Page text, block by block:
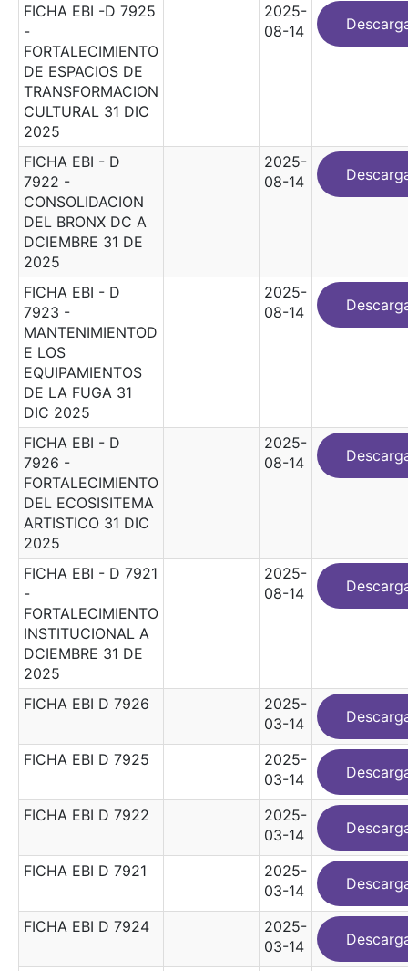
FICHA EBI -D 7925
-
FORTALECIMIENTO
DE ESPACIOS DE
TRANSFORMACION
CULTURAL 31 DIC
2025
2025-
08-14
FICHA EBI - D
7922 -
CONSOLIDACION
DEL BRONX DC A
DCIEMBRE 31 DE
2025
2025-
08-14
FICHA EBI - D
7923 -
MANTENIMIENTOD
E LOS
EQUIPAMIENTOS
DE LA FUGA 31
DIC 2025
2025-
08-14
FICHA EBI - D
7926 -
FORTALECIMIENTO
DEL ECOSISITEMA
ARTISTICO 31 DIC
2025
2025-
08-14
FICHA EBI - D 7921
-
FORTALECIMIENTO
INSTITUCIONAL A
DCIEMBRE 31 DE
2025
2025-
08-14
FICHA EBI D 7926
2025-
03-14
FICHA EBI D 7925
2025-
03-14
FICHA EBI D 7922
2025-
03-14
FICHA EBI D 7921
2025-
03-14
FICHA EBI D 7924
2025-
03-14